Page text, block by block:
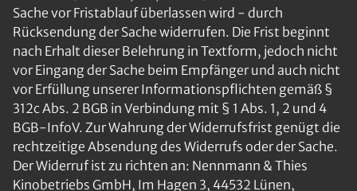
Sache vor Fristablauf überlassen wird - durch
Rücksendung der Sache widerrufen. Die Frist beginnt
nach Erhalt dieser Belehrung in Textform, jedoch nicht
vor Eingang der Sache beim Empfänger und auch nicht
vor Erfüllung unserer Informationspflichten gemäß §
312c Abs. 2 BGB in Verbindung mit § 1 Abs. 1, 2 und 4
BGB-InfoV. Zur Wahrung der Widerrufsfrist genügt die
rechtzeitige Absendung des Widerrufs oder der Sache.
Der Widerruf ist zu richten an: Nennmann & Thies
Kinobetriebs GmbH, Im Hagen 3, 44532 Lünen,